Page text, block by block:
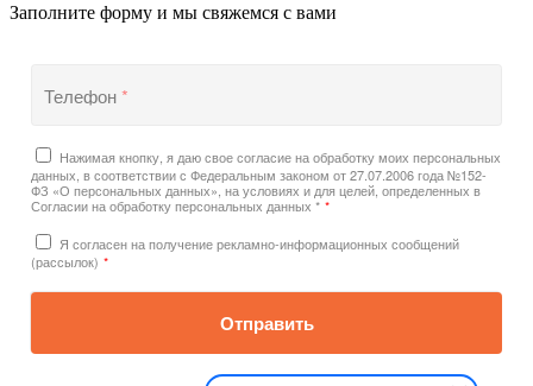
Заполните форму и мы свяжемся с вами
Телефон*
Нажимая кнопку, я даю свое согласие на обработку моих персональных
данных, в соответствии с Федеральным законом от 27.07.2006 года №152-
ФЗ «О персональных данных», на условиях и для целей, определенных в
Согласии на обработку персональных данных * *
Я согласен на получение рекламно-информационных сообщений
(рассылок) *
Отправить